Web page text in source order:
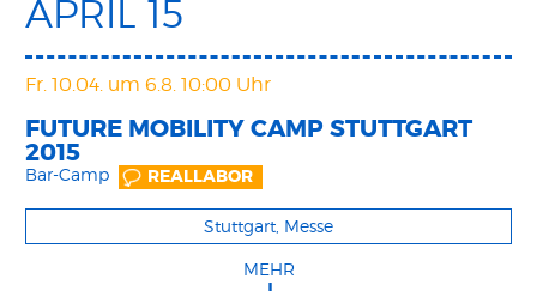
APRIL 15
Fr. 10.04. um 6.8. 10:00 Uhr
FUTURE MOBILITY CAMP STUTTGART
2015
Bar-Camp REALLABOR
Stuttgart, Messe
MEHR